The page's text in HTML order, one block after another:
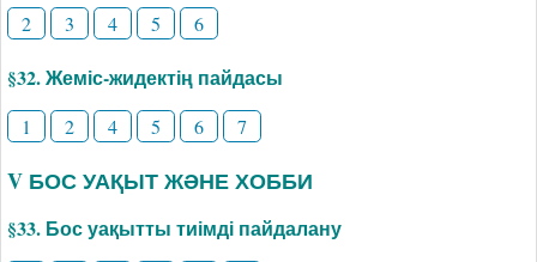
2 3 4 5 6
§32. Жеміс-жидектің пайдасы
1 2 4 5 6 7
V БОС УАҚЫТ ЖӘНЕ ХОББИ
§33. Бос уақытты тиімді пайдалану